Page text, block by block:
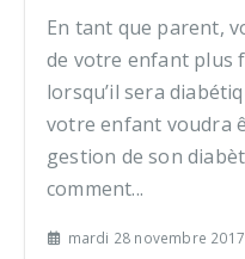
En tant que parent,
de votre enfant plus
lorsqu’il sera
votre enfant voudra
gestion de son
comment...
mardi 28 novembre 2017